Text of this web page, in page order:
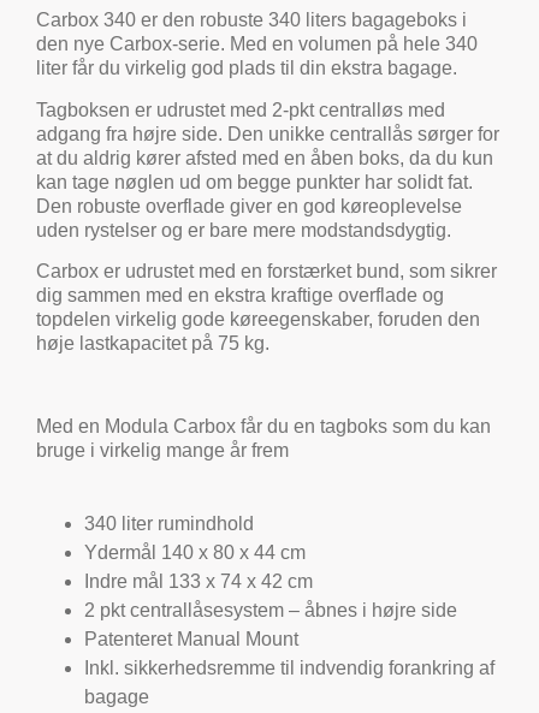
Carbox 340 er den robuste 340 liters bagageboks i
den nye Carbox-serie. Med en volumen på hele 340
liter får du virkelig god plads til din ekstra bagage.
Tagboksen er udrustet med 2-pkt centralløs med
adgang fra højre side. Den unikke centrallås sørger for
at du aldrig kører afsted med en åben boks, da du kun
kan tage nøglen ud om begge punkter har solidt fat.
Den robuste overflade giver en god køreoplevelse
uden rystelser og er bare mere modstandsdygtig.
Carbox er udrustet med en forstærket bund, som sikrer
dig sammen med en ekstra kraftige overflade og
topdelen virkelig gode køreegenskaber, foruden den
høje lastkapacitet på 75 kg.
Med en Modula Carbox får du en tagboks som du kan
bruge i virkelig mange år frem
340 liter rumindhold
Ydermål 140 x 80 x 44 cm
Indre mål 133 x 74 x 42 cm
2 pkt centrallåsesystem – åbnes i højre side
Patenteret Manual Mount
Inkl. sikkerhedsremme til indvendig forankring af
bagage